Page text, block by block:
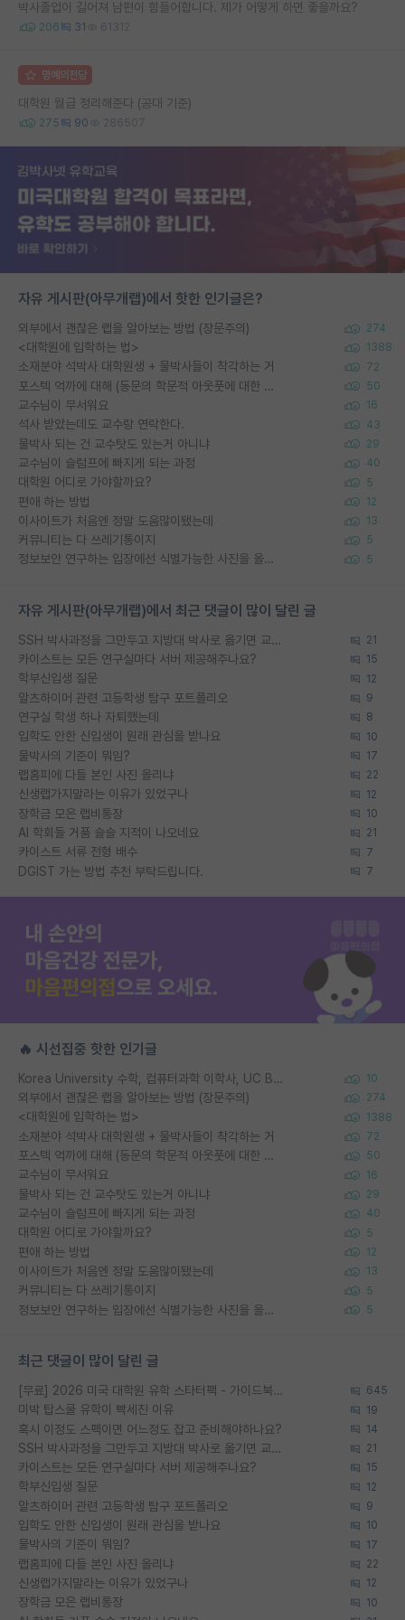
박사졸업이 길어져 남편이 힘들어합니다. 제가 어떻게 하면 좋을까요?
206 31 61312
명예의전당
대학원 월급 정리해준다 (공대 기준)
275 90 286507
자유 게시판(아무개랩)에서 핫한 인기글은?
외부에서 괜찮은 랩을 알아보는 방법 (장문주의) 274
<대학원에 입학하는 법> 1388
소재분야 석박사 대학원생 + 물박사들이 착각하는 거 72
포스텍 억까에 대해 (동문의 학문적 아웃풋에 대한 반박) 50
교수님이 무서워요 16
석사 받았는데도 교수랑 연락한다. 43
물박사 되는 건 교수탓도 있는거 아니냐 29
교수님이 슬럼프에 빠지게 되는 과정 40
대학원 어디로 가야할까요? 5
편애 하는 방법 12
이사이트가 처음엔 정말 도움많이됐는데 13
커뮤니티는 다 쓰레기통이지 5
정보보안 연구하는 입장에선 식별가능한 사진을 올리는건 비추이긴함 5
자유 게시판(아무개랩)에서 최근 댓글이 많이 달린 글
SSH 박사과정을 그만두고 지방대 박사로 옮기면 교수의 꿈은 끝일까요? 21
카이스트는 모든 연구실마다 서버 제공해주나요? 15
학부신입생 질문 12
알츠하이머 관련 고등학생 탐구 포트폴리오 9
연구실 학생 하나 자퇴했는데 8
입학도 안한 신입생이 원래 관심을 받나요 10
물박사의 기준이 뭐임? 17
랩홈피에 다들 본인 사진 올리냐 22
신생랩가지말라는 이유가 있었구나 12
장학금 모은 랩비통장 10
AI 학회들 거품 슬슬 지적이 나오네요 21
카이스트 서류 전형 배수 7
DGIST 가는 방법 추천 부탁드립니다. 7
🔥 시선집중 핫한 인기글
Korea University 수학, 컴퓨터과학 이학사, UC Berkeley 산업공학 대학원 공학박사가 되는 것은 쉽지 않겠죠? 10
외부에서 괜찮은 랩을 알아보는 방법 (장문주의) 274
<대학원에 입학하는 법> 1388
소재분야 석박사 대학원생 + 물박사들이 착각하는 거 72
포스텍 억까에 대해 (동문의 학문적 아웃풋에 대한 반박) 50
교수님이 무서워요 16
물박사 되는 건 교수탓도 있는거 아니냐 29
교수님이 슬럼프에 빠지게 되는 과정 40
대학원 어디로 가야할까요? 5
편애 하는 방법 12
이사이트가 처음엔 정말 도움많이됐는데 13
커뮤니티는 다 쓰레기통이지 5
정보보안 연구하는 입장에선 식별가능한 사진을 올리는건 비추이긴함 5
최근 댓글이 많이 달린 글
[무료] 2026 미국 대학원 유학 스타터팩 - 가이드북 & 합격자 컨택메일 템플릿 645
미박 탑스쿨 유학이 빡세진 이유 19
혹시 이정도 스펙이면 어느정도 잡고 준비해야하나요? 14
SSH 박사과정을 그만두고 지방대 박사로 옮기면 교수의 꿈은 끝일까요? 21
카이스트는 모든 연구실마다 서버 제공해주나요? 15
학부신입생 질문 12
알츠하이머 관련 고등학생 탐구 포트폴리오 9
입학도 안한 신입생이 원래 관심을 받나요 10
물박사의 기준이 뭐임? 17
랩홈피에 다들 본인 사진 올리냐 22
신생랩가지말라는 이유가 있었구나 12
장학금 모은 랩비통장 10